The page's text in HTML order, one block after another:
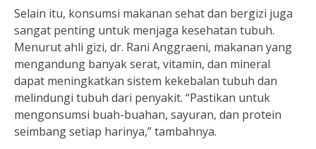
Selain itu, konsumsi makanan sehat dan bergizi juga
sangat penting untuk menjaga kesehatan tubuh.
Menurut ahli gizi, dr. Rani Anggraeni, makanan yang
mengandung banyak serat, vitamin, dan mineral
dapat meningkatkan sistem kekebalan tubuh dan
melindungi tubuh dari penyakit. “Pastikan untuk
mengonsumsi buah-buahan, sayuran, dan protein
seimbang setiap harinya,” tambahnya.